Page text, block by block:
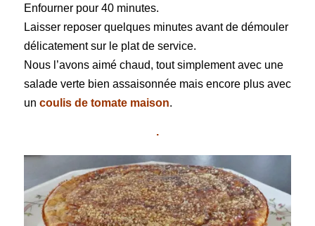
Enfourner pour 40 minutes.
Laisser reposer quelques minutes avant de démouler
délicatement sur le plat de service.
Nous l’avons aimé chaud, tout simplement avec une
salade verte bien assaisonnée mais encore plus avec
un coulis de tomate maison.
.